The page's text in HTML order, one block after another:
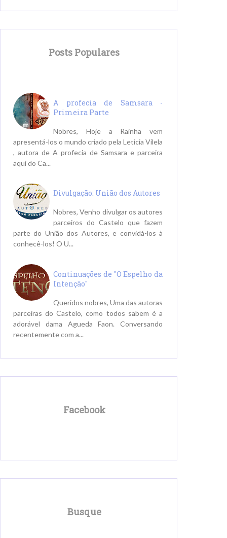
Posts Populares
A profecia de Samsara -
Primeira Parte
Nobres, Hoje a Rainha vem
apresentá-los o mundo criado pela Leticia Vilela
, autora de A profecia de Samsara e parceira
aqui do Ca...
Divulgação: União dos Autores
Nobres, Venho divulgar os autores
parceiros do Castelo que fazem
parte do União dos Autores, e convidá-los à
conhecê-los! O U...
Continuações de "O Espelho da
Intenção"
Queridos nobres, Uma das autoras
parceiras do Castelo, como todos sabem é a
adorável dama Agueda Faon. Conversando
recentemente com a...
Facebook
Busque